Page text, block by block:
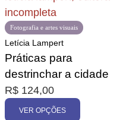
Fotografia e artes visuais
Letícia Lampert
Práticas para
destrinchar a cidade
R$ 124,00
VER OPÇÕES